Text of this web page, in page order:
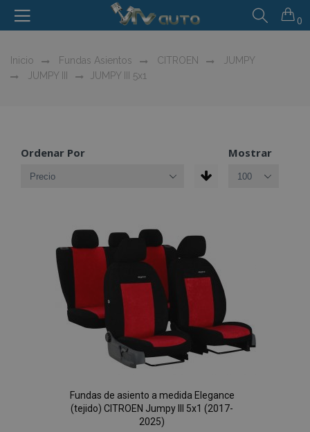
0
Inicio Fundas Asientos CITROEN
JUMPY
JUMPY III
JUMPY III 5x1
Ordenar Por Mostrar
Fundas de asiento a medida Elegance
(tejido) CITROEN Jumpy III 5x1 (2017-
2025)